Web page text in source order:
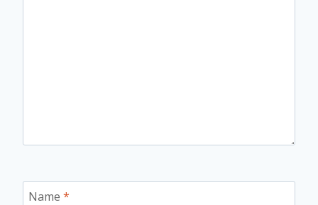
Name *